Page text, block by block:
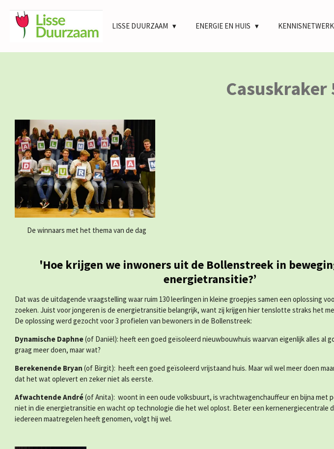
direct
hoofdinhoud
LISSE DUURZAAM ENERGIE EN HUIS KENNISNETWERK
Casuskraker
De winnaars met het thema van de dag
'Hoe krijgen we inwoners uit de Bollenstreek in
energietransitie?’
Dat was de uitdagende vraagstelling waar ruim 130 leerlingen in kleine groepjes samen een oplossing
zoeken. Juist voor jongeren is de energietransitie belangrijk, want zij krijgen hier tenslotte straks het
De oplossing werd gezocht voor 3 profielen van bewoners in de Bollenstreek:
Dynamische Daphne(of Daniël): heeft een goed geïsoleerd nieuwbouwhuis waarvan eigenlijk alles al
graag meer doen, maar wat?
Berekenende Bryan (of Birgit): heeft een goed geïsoleerd vrijstaand huis. Maar wil wel meer doen
dat het wat oplevert en zeker niet als eerste.
Afwachtende André(of Anita): woont in een oude volksbuurt, is vrachtwagenchauffeur en bijna met
niet in die energietransitie en wacht op technologie die het wel oplost. Beter een kernenergiecentrale
iedereen maatregelen heeft genomen, volgt hij wel.